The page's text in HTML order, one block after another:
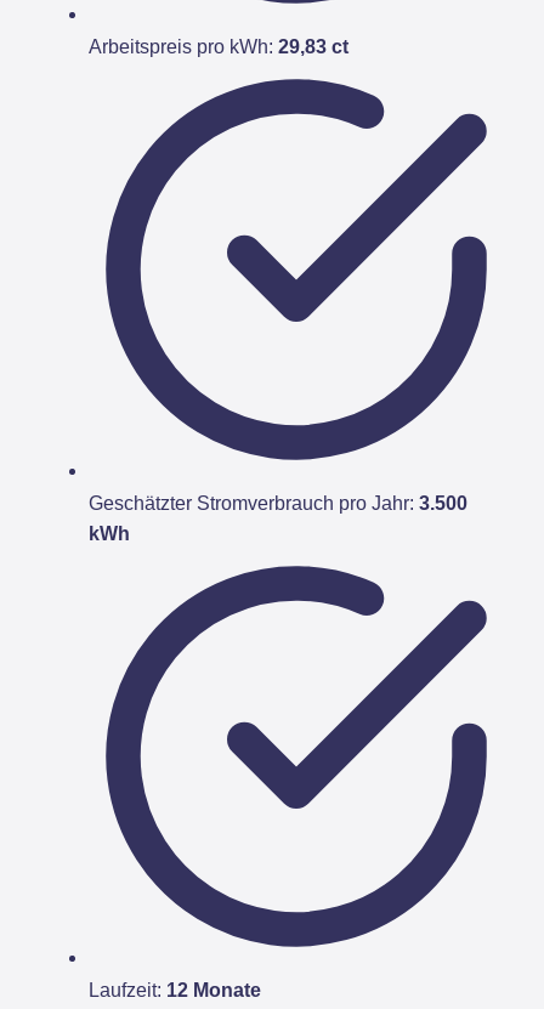
Arbeitspreis pro kWh: 29,83 ct
Geschätzter Stromverbrauch pro Jahr: 3.500
kWh
Laufzeit: 12 Monate